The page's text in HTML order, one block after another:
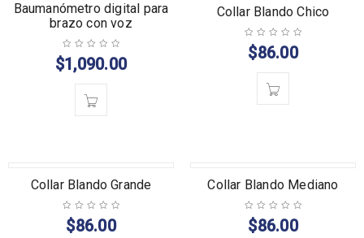
Baumanómetro digital para
brazo con voz
$1,090.00
Collar Blando Chico
$86.00
Collar Blando Grande
$86.00
Collar Blando Mediano
$86.00